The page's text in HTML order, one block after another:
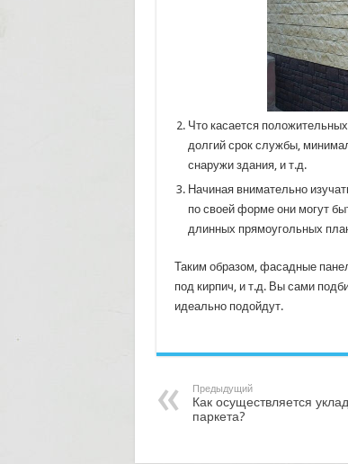
Что касается
долгий срок службы,
снаружи здания, и т.д.
Начиная внимательно
по своей форме они могут
длинных прямоугольных
Таким образом, фасадные
под кирпич, и т.д. Вы сами
идеально подойдут.
Предыдущий
Как осуществляется
паркета?